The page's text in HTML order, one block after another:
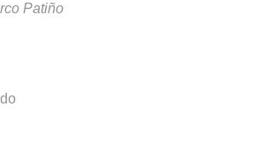
Patiño